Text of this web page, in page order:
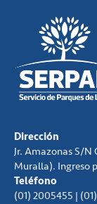
Dirección
Jr. Amazonas S/
Muralla). Ingreso
Teléfono
(01) 2005455 |